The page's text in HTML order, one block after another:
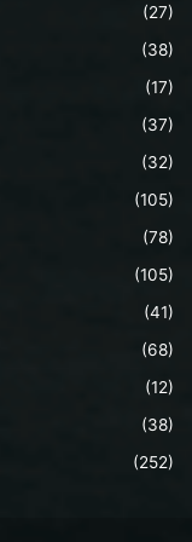
(27)
(38)
(17)
(37)
(32)
(105)
(78)
(105)
(41)
(68)
(12)
(38)
(252)